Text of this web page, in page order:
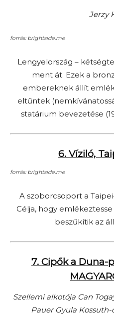
Jerzy
forrás: brightside.me
Lengyelország –
ment át. Ezek a
embereknek állít
eltűntek
statárium bevezetése
6. Víziló,
forrás: brightside.me
A szoborcsoport a
Célja, hogy
beszűkítik az
7. Cipők a Duna-
Szellemi alkotója Can
Pauer Gyula